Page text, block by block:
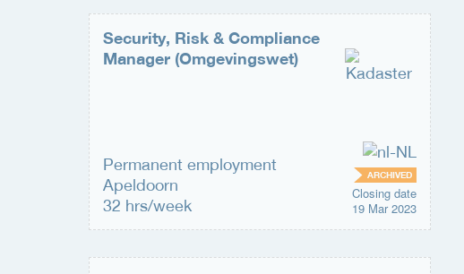
Security, Risk & Compliance
Manager (Omgevingswet)
Permanent employment
Apeldoorn
32 hrs/week
ARCHIVED
Closing date
19 Mar 2023